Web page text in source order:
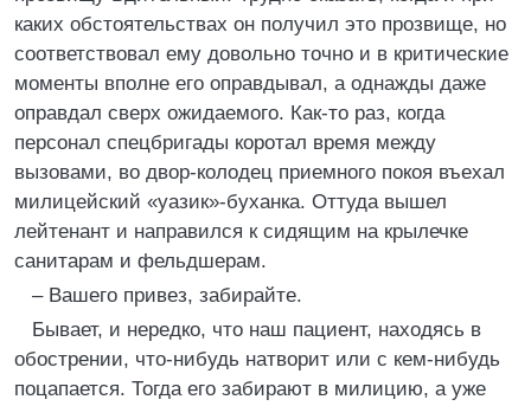
каких обстоятельствах он получил это прозвище, но
соответствовал ему довольно точно и в критические
моменты вполне его оправдывал, а однажды даже
оправдал сверх ожидаемого. Как-то раз, когда
персонал спецбригады коротал время между
вызовами, во двор-колодец приемного покоя въехал
милицейский «уазик»-буханка. Оттуда вышел
лейтенант и направился к сидящим на крылечке
санитарам и фельдшерам.
– Вашего привез, забирайте.
Бывает, и нередко, что наш пациент, находясь в
обострении, что-нибудь натворит или с кем-нибудь
поцапается. Тогда его забирают в милицию, а уже